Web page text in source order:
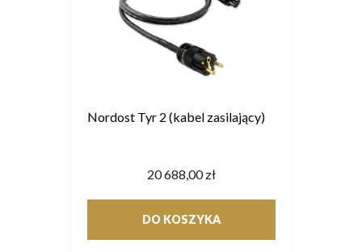
Nordost Tyr 2 (kabel zasilający)
20 688,00 zł
DO KOSZYKA